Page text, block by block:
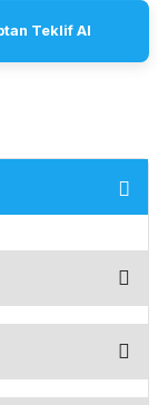
Teklif Al